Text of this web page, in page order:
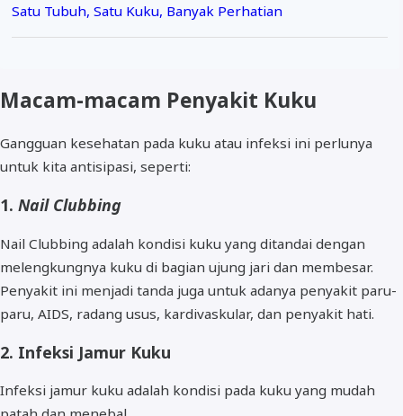
Satu Tubuh, Satu Kuku, Banyak Perhatian
Macam-macam Penyakit Kuku
Gangguan kesehatan pada kuku atau infeksi ini perlunya
untuk kita antisipasi, seperti:
1. Nail Clubbing
Nail Clubbing adalah kondisi kuku yang ditandai dengan
melengkungnya kuku di bagian ujung jari dan membesar.
Penyakit ini menjadi tanda juga untuk adanya penyakit paru-
paru, AIDS, radang usus, kardivaskular, dan penyakit hati.
2. Infeksi Jamur Kuku
Infeksi jamur kuku adalah kondisi pada kuku yang mudah